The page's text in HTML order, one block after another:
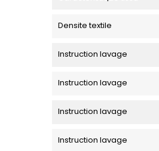
Densite textile
Instruction lavage
Instruction lavage
Instruction lavage
Instruction lavage